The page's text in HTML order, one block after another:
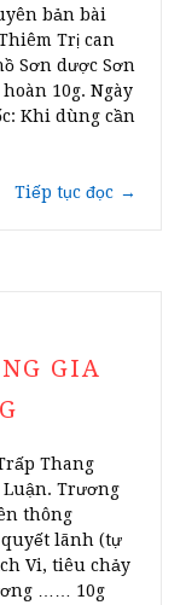
bản bài
Trị can
Sơn dược Sơn
10g. Ngày
Khi dùng cần
Tiếp tục đọc →
GIA
Thang
Trương
thông
lãnh (tự
Vi, tiêu chảy
…… 10g